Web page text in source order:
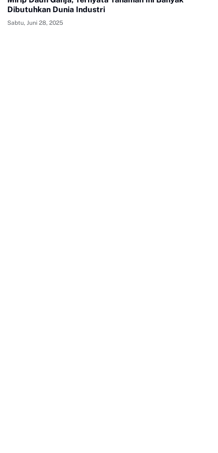
Dibutuhkan Dunia Industri
Sabtu, Juni 28, 2025